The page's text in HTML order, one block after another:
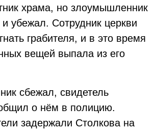
храма, но злоумышленник
и убежал. Сотрудник церкви
грабителя, и в это время
вещей выпала из его
сбежал, свидетель
о нём в полицию.
задержали Столкова на